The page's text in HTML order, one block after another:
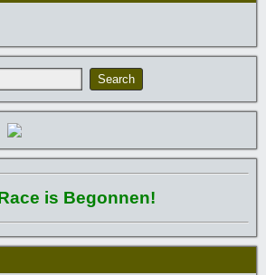
is Begonnen!